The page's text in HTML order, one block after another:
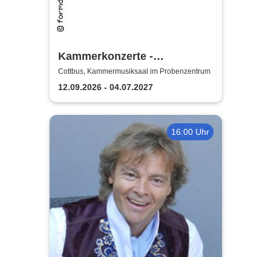
Kammerkonzerte -
Staatstheater Cottbus
Cottbus, Kammermusiksaal im Probenzentrum
12.09.2026 - 04.07.2027
16:00 Uhr